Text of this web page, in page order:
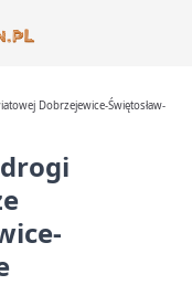
Dobrzejewice-Świętosław-